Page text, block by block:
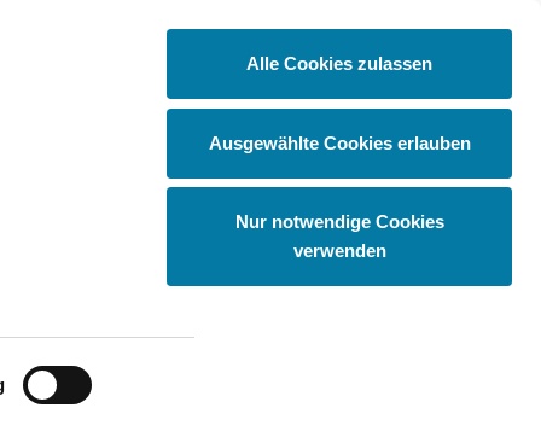
Alle Cookies zulassen
Ausgewählte Cookies erlauben
Nur notwendige Cookies
verwenden